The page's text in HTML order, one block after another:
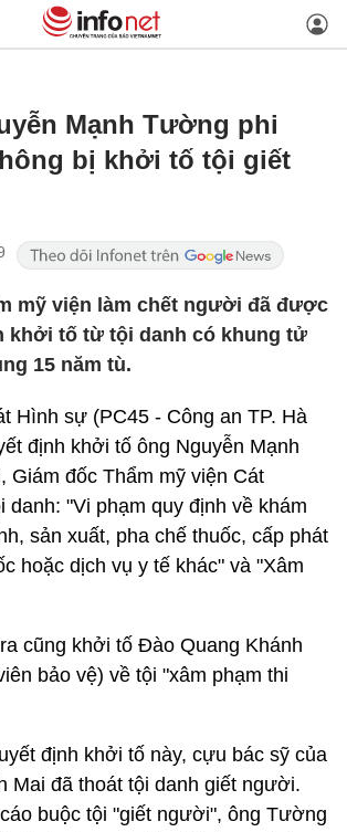
Mạnh Tường phi
bị khởi tố tội giết
mỹ viện làm chết người đã được
khởi tố từ tội danh có khung tử
15 năm tù.
Hình sự (PC45 - Công an TP. Hà
định khởi tố ông Nguyễn Mạnh
Giám đốc Thẩm mỹ viện Cát
danh: "Vi phạm quy định về khám
sản xuất, pha chế thuốc, cấp phát
hoặc dịch vụ y tế khác" và "Xâm
cũng khởi tố Đào Quang Khánh
bảo vệ) về tội "xâm phạm thi
định khởi tố này, cựu bác sỹ của
Mai đã thoát tội danh giết người.
buộc tội "giết người", ông Tường